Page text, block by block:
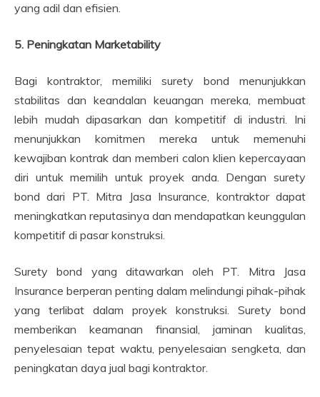
yang adil dan efisien.
5. Peningkatan Marketability
Bagi kontraktor, memiliki surety bond menunjukkan
stabilitas dan keandalan keuangan mereka, membuat
lebih mudah dipasarkan dan kompetitif di industri. Ini
menunjukkan komitmen mereka untuk memenuhi
kewajiban kontrak dan memberi calon klien kepercayaan
diri untuk memilih untuk proyek anda. Dengan surety
bond dari PT. Mitra Jasa Insurance, kontraktor dapat
meningkatkan reputasinya dan mendapatkan keunggulan
kompetitif di pasar konstruksi.
Surety bond yang ditawarkan oleh PT. Mitra Jasa
Insurance berperan penting dalam melindungi pihak-pihak
yang terlibat dalam proyek konstruksi. Surety bond
memberikan keamanan finansial, jaminan kualitas,
penyelesaian tepat waktu, penyelesaian sengketa, dan
peningkatan daya jual bagi kontraktor.